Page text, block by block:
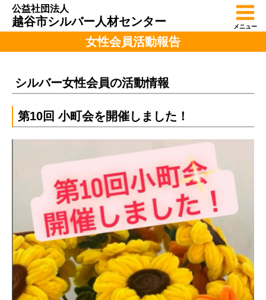
公益社団法人
越谷市シルバー人材センター メニュー
女性会員活動報告
シルバー女性会員の活動情報
第10回 小町会を開催しました！